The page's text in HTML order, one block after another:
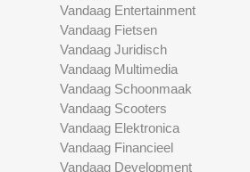
Vandaag Entertainment
Vandaag Fietsen
Vandaag Juridisch
Vandaag Multimedia
Vandaag Schoonmaak
Vandaag Scooters
Vandaag Elektronica
Vandaag Financieel
Vandaag Development